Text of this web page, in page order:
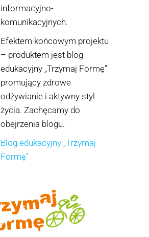
informacyjno-
komunikacyjnych.
Efektem końcowym projektu
– produktem jest blog
edukacyjny „Trzymaj Formę”
promujący zdrowe
odżywianie i aktywny styl
życia. Zachęcamy do
obejrzenia blogu.
Blog edukacyjny „Trzymaj
Formę”